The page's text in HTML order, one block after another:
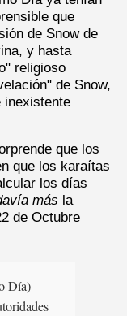
que
de Snow de
y hasta
religioso
de Snow,
inexistente
que los
que los karaítas
los días
más la
de Octubre
Día)